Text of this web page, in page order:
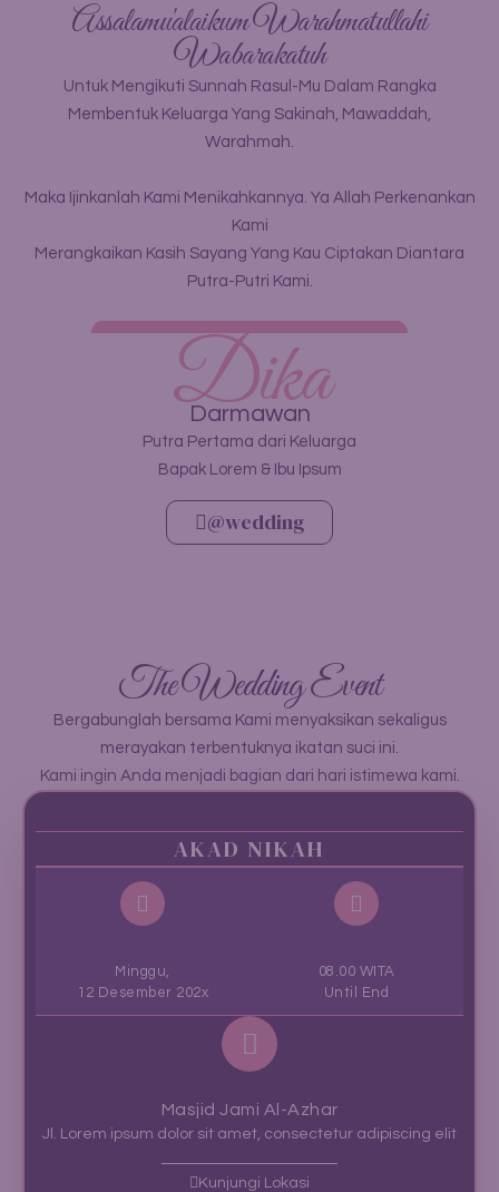
Assalamu'alaikum Warahmatullahi
Wabarakatuh
Untuk Mengikuti Sunnah Rasul-Mu Dalam Rangka
Membentuk Keluarga Yang Sakinah, Mawaddah,
Warahmah.
Maka Ijinkanlah Kami Menikahkannya. Ya Allah Perkenankan
Kami
Merangkaikan Kasih Sayang Yang Kau Ciptakan Diantara
Putra-Putri Kami.
Dika
Darmawan
Putra Pertama dari Keluarga
Bapak Lorem & Ibu Ipsum
@wedding
The Wedding Event
Bergabunglah bersama Kami menyaksikan sekaligus
merayakan terbentuknya ikatan suci ini.
Kami ingin Anda menjadi bagian dari hari istimewa kami.
AKAD NIKAH
Minggu,
12 Desember 202x
08.00 WITA
Until End
Masjid Jami Al-Azhar
Jl. Lorem ipsum dolor sit amet, consectetur adipiscing elit
Kunjungi Lokasi